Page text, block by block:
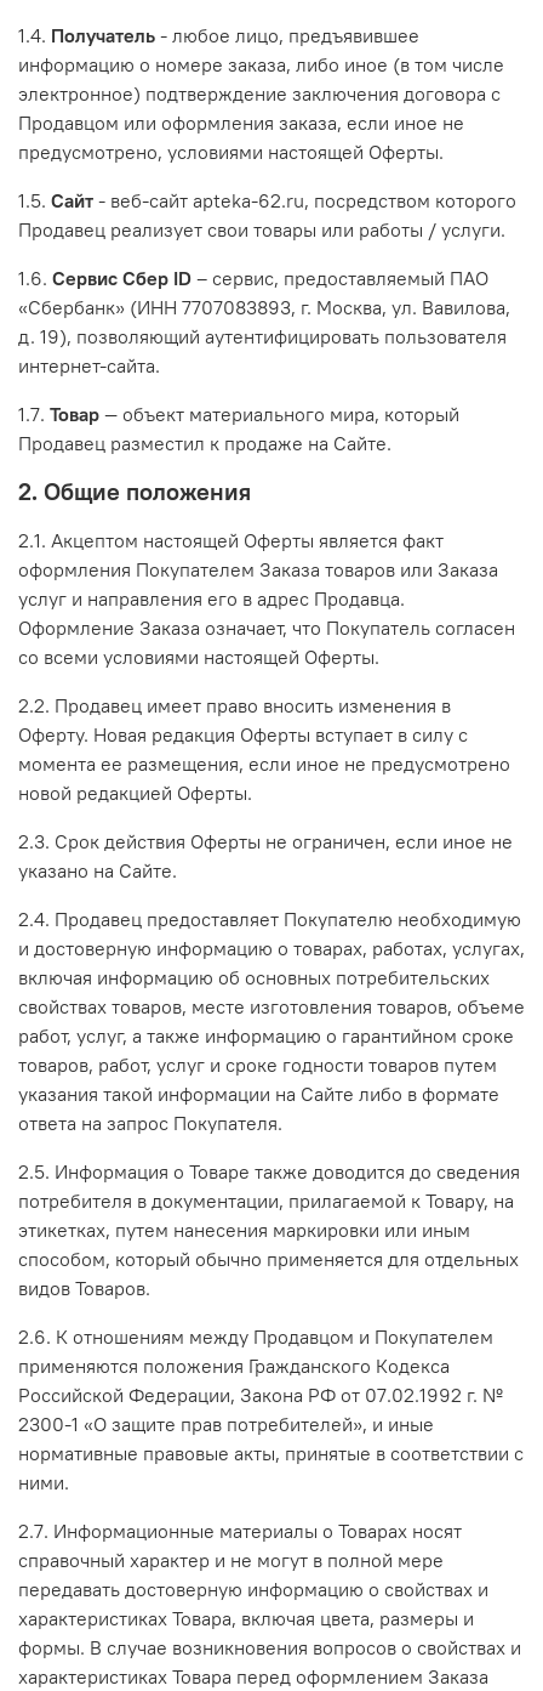
1.4. Получатель - любое лицо, предъявившее
информацию о номере заказа, либо иное (в том числе
электронное) подтверждение заключения договора с
Продавцом или оформления заказа, если иное не
предусмотрено, условиями настоящей Оферты.
1.5. Сайт - веб-сайт apteka-62.ru, посредством которого
Продавец реализует свои товары или работы / услуги.
1.6. Сервис Сбер ID – сервис, предоставляемый ПАО
«Сбербанк» (ИНН 7707083893, г. Москва, ул. Вавилова,
д. 19), позволяющий аутентифицировать пользователя
интернет-сайта.
1.7. Товар — объект материального мира, который
Продавец разместил к продаже на Сайте.
2. Общие положения
2.1. Акцептом настоящей Оферты является факт
оформления Покупателем Заказа товаров или Заказа
услуг и направления его в адрес Продавца.
Оформление Заказа означает, что Покупатель согласен
со всеми условиями настоящей Оферты.
2.2. Продавец имеет право вносить изменения в
Оферту. Новая редакция Оферты вступает в силу с
момента ее размещения, если иное не предусмотрено
новой редакцией Оферты.
2.3. Срок действия Оферты не ограничен, если иное не
указано на Сайте.
2.4. Продавец предоставляет Покупателю необходимую
и достоверную информацию о товарах, работах, услугах,
включая информацию об основных потребительских
свойствах товаров, месте изготовления товаров, объеме
работ, услуг, а также информацию о гарантийном сроке
товаров, работ, услуг и сроке годности товаров путем
указания такой информации на Сайте либо в формате
ответа на запрос Покупателя.
2.5. Информация о Товаре также доводится до сведения
потребителя в документации, прилагаемой к Товару, на
этикетках, путем нанесения маркировки или иным
способом, который обычно применяется для отдельных
видов Товаров.
2.6. К отношениям между Продавцом и Покупателем
применяются положения Гражданского Кодекса
Российской Федерации, Закона РФ от 07.02.1992 г. №
2300-1 «О защите прав потребителей», и иные
нормативные правовые акты, принятые в соответствии с
ними.
2.7. Информационные материалы о Товарах носят
справочный характер и не могут в полной мере
передавать достоверную информацию о свойствах и
характеристиках Товара, включая цвета, размеры и
формы. В случае возникновения вопросов о свойствах и
характеристиках Товара перед оформлением Заказа